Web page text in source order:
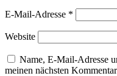
E-Mail-Adresse *
Website
Name, E-Mail-Adresse
meinen nächsten